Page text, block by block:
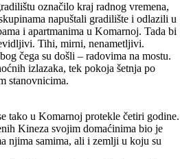
označilo kraj radnog vremena,
napuštali gradilište i odlazili u
i apartmanima u Komarnoj. Tada bi
Tihi, mirni, nenametljivi.
čega su došli – radovima na mostu.
izlazaka, tek pokoja šetnja po
stanovnicima.
tako u Komarnoj protekle četiri godine.
Kineza svojim domaćinima bio je
njima samima, ali i zemlji u koju su